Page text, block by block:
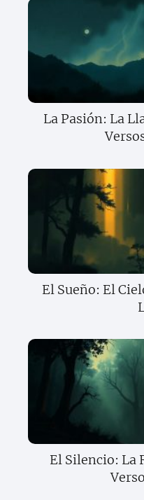
La Pasión: La
El Sueño: El
El Silencio: La